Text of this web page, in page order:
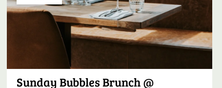
Sunday Bubbles Brunch @